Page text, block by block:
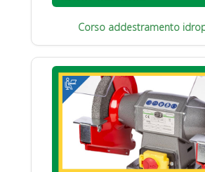
Corso addestramento